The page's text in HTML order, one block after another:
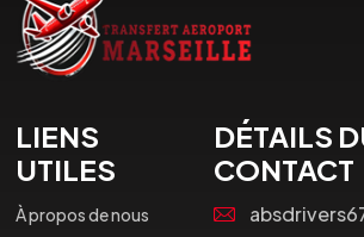
LIENS
UTILES
À propos de nous
DÉTAILS
CONTACT